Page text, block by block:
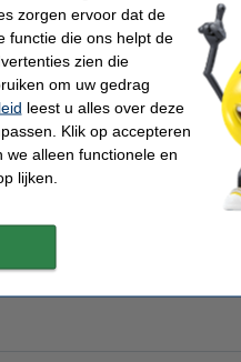
zorgen ervoor dat de
functie die ons helpt de
zien die
om uw gedrag
leest u alles over deze
Klik op accepteren
alleen functionele en
lijken.